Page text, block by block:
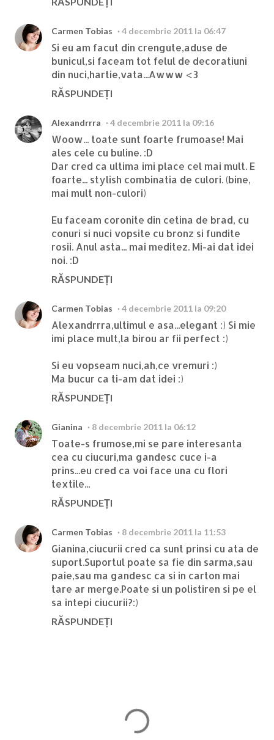
Carmen Tobias 4 decembrie 2011 la 06:47
Si eu am facut din crengute,aduse de
bunicul,si faceam tot felul de decoratiuni
din nuci,hartie,vata...Awww <3
RĂSPUNDEȚI
Alexandrrra 4 decembrie 2011 la 09:16
Woow... toate sunt foarte frumoase! Mai
ales cele cu buline. :D
Dar cred ca ultima imi place cel mai mult. E
foarte... stylish combinatia de culori. (bine,
mai mult non-culori)
Eu faceam coronite din cetina de brad, cu
conuri si nuci vopsite cu bronz si fundite
rosii. Anul asta... mai meditez. Mi-ai dat idei
noi. :D
RĂSPUNDEȚI
Carmen Tobias 4 decembrie 2011 la 09:20
Alexandrrra,ultimul e asa...elegant :) Si mie
imi place mult,la birou ar fii perfect :)
Si eu vopseam nuci,ah,ce vremuri :)
Ma bucur ca ti-am dat idei :)
RĂSPUNDEȚI
Gianina 8 decembrie 2011 la 06:12
Toate-s frumose,mi se pare interesanta
cea cu ciucuri,ma gandesc cuce i-a
prins...eu cred ca voi face una cu flori
textile...
RĂSPUNDEȚI
Carmen Tobias 8 decembrie 2011 la 11:53
Gianina,ciucurii cred ca sunt prinsi cu ata de
suport.Suportul poate sa fie din sarma,sau
paie,sau ma gandesc ca si in carton mai
tare ar merge.Poate si un polistiren si pe el
sa intepi ciucurii?:)
RĂSPUNDEȚI